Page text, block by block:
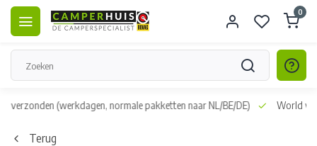
0
verzonden (werkdagen, normale pakketten naar NL/BE/DE) World
Terug